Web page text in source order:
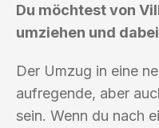
Du möchtest von
umziehen und
Der Umzug in eine
aufregende, aber
sein. Wenn du nach